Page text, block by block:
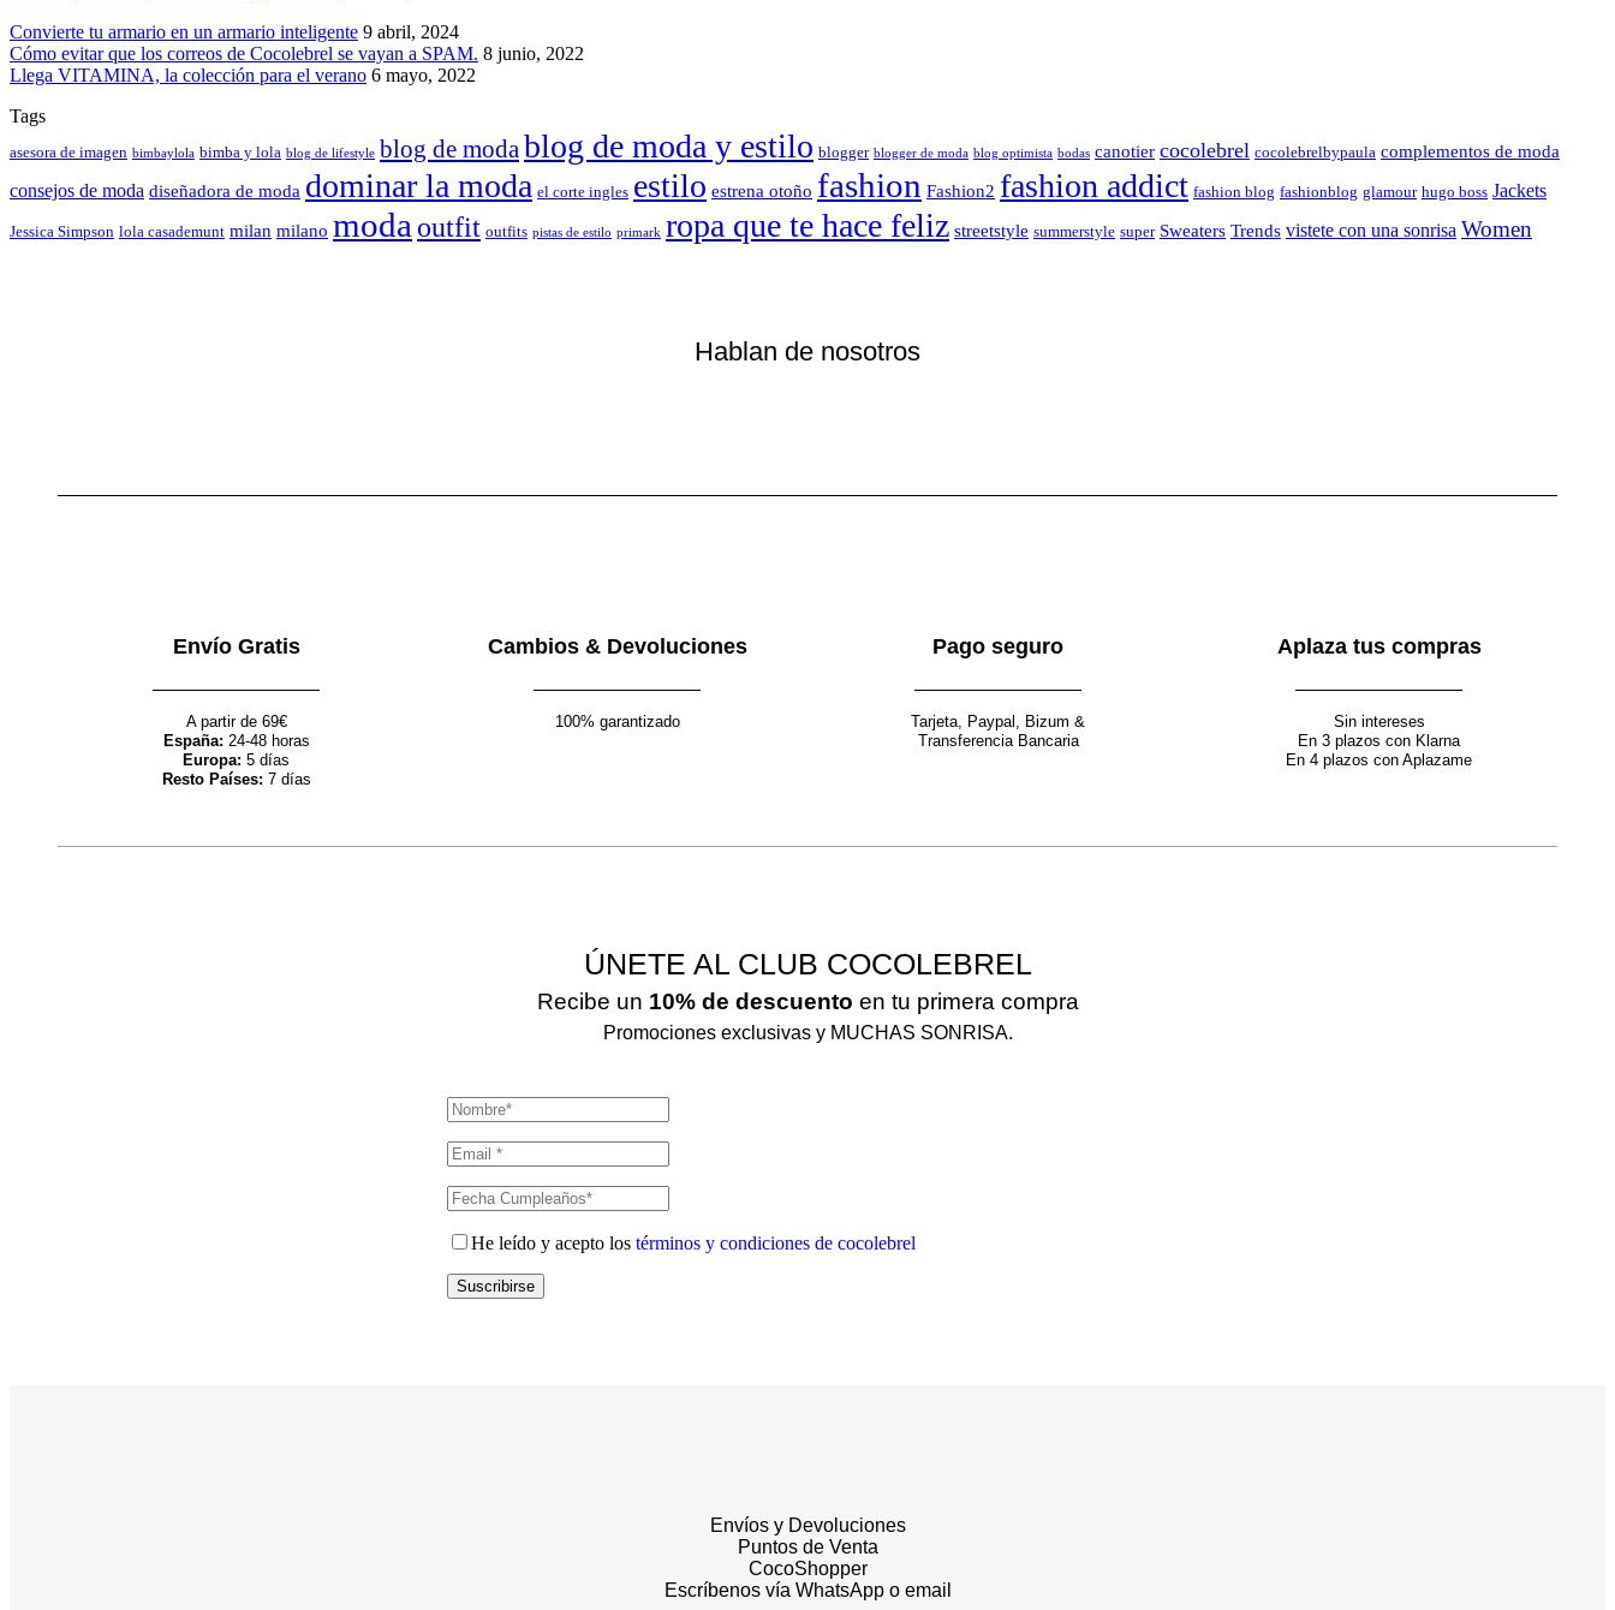
Convierte tu armario en un armario inteligente 9 abril, 2024
Cómo evitar que los correos de Cocolebrel se vayan a SPAM. 8 junio, 2022
Llega VITAMINA, la colección para el verano 6 mayo, 2022
Tags
asesora de imagen bimbaylola bimba y lola blog de lifestyle blog de moda blog de moda y estilo blogger blogger de moda blog optimista bodas canotier cocolebrel cocolebrelbypaula complementos de moda
consejos de moda diseñadora de moda dominar la moda el corte ingles estilo estrena otoño fashion Fashion2 fashion addict fashion blog fashionblog glamour hugo boss Jackets
Jessica Simpson lola casademunt milan milano moda outfit outfits pistas de estilo primark ropa que te hace feliz streetstyle summerstyle super Sweaters Trends vistete con una sonrisa Women
Hablan de nosotros
Envío Gratis
A partir de 69€
España: 24-48 horas
Europa: 5 días
Resto Países: 7 días
Cambios & Devoluciones
100% garantizado
Pago seguro
Tarjeta, Paypal, Bizum &
Transferencia Bancaria
Aplaza tus compras
Sin intereses
En 3 plazos con Klarna
En 4 plazos con Aplazame
ÚNETE AL CLUB COCOLEBREL
Recibe un 10% de descuento en tu primera compra
Promociones exclusivas y MUCHAS SONRISA.
He leído y acepto los términos y condiciones de cocolebrel
Suscribirse
Envíos y Devoluciones
Puntos de Venta
CocoShopper
Escríbenos vía WhatsApp o email